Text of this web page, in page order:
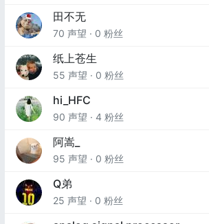
田不无
70 声望 · 0 粉丝
纸上苍生
55 声望 · 0 粉丝
hi_HFC
90 声望 · 4 粉丝
阿嵩_
95 声望 · 0 粉丝
Q弟
25 声望 · 0 粉丝